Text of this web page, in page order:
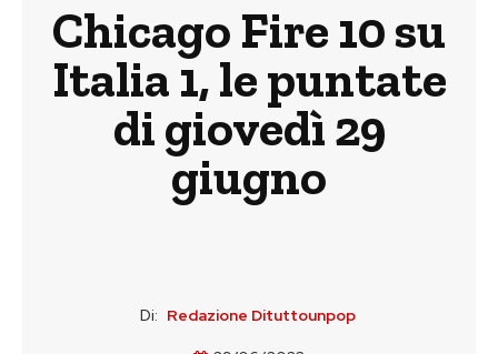
Chicago Fire 10 su
Italia 1, le puntate
di giovedì 29
giugno
Di: Redazione Dituttounpop